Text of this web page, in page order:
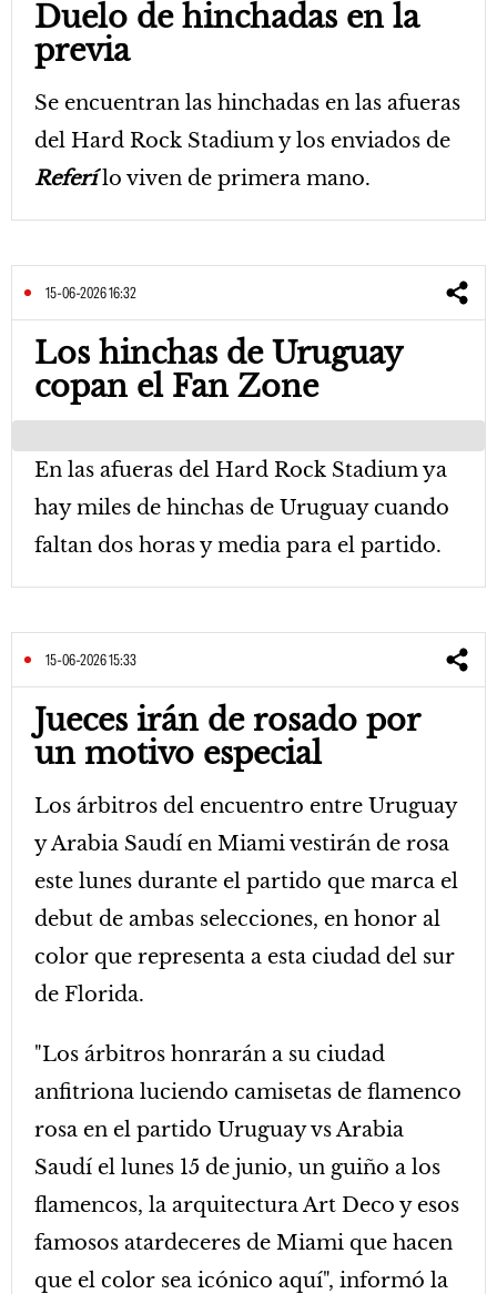
Duelo de hinchadas en la
previa
Se encuentran las hinchadas en las afueras
del Hard Rock Stadium y los enviados de
Referílo viven de primera mano.
15-06-2026 16:32
Los hinchas de Uruguay
copan el Fan Zone
En las afueras del Hard Rock Stadium ya
hay miles de hinchas de Uruguay cuando
faltan dos horas y media para el partido.
15-06-2026 15:33
Jueces irán de rosado por
un motivo especial
Los árbitros del encuentro entre Uruguay
y Arabia Saudí en Miami vestirán de rosa
este lunes durante el partido que marca el
debut de ambas selecciones, en honor al
color que representa a esta ciudad del sur
de Florida.
"Los árbitros honrarán a su ciudad
anfitriona luciendo camisetas de flamenco
rosa en el partido Uruguay vs Arabia
Saudí el lunes 15 de junio, un guiño a los
flamencos, la arquitectura Art Deco y esos
famosos atardeceres de Miami que hacen
que el color sea icónico aquí", informó la